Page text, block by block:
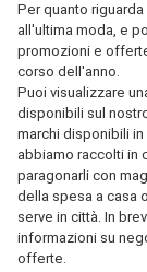
Per quanto
all'ultima moda, e
promozioni e
corso dell'anno.
Puoi visualizzare
disponibili sul
marchi disponibili
abbiamo raccolti in
paragonarli con
della spesa a casa
serve in città. In
informazioni su
offerte.